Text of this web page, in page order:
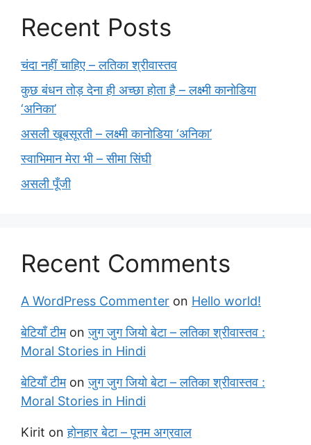
Recent Posts
चंदा नहीं चाहिए – लतिका श्रीवास्तव
कुछ बंधन तोड़ देना ही अच्छा होता है – लक्ष्मी कानोडिया
‘अनिका’
असली खूबसूरती – लक्ष्मी कानोडिया ‘अनिका’
स्वाभिमान मेरा भी – सीमा सिंघी
असली पूँजी
Recent Comments
A WordPress Commenter on Hello world!
बेटियाँ टीमonजुग जुग जियो बेटा – लतिका श्रीवास्तव :
Moral Stories in Hindi
बेटियाँ टीमonजुग जुग जियो बेटा – लतिका श्रीवास्तव :
Moral Stories in Hindi
Kirit onहोनहार बेटा – पूनम अग्रवाल